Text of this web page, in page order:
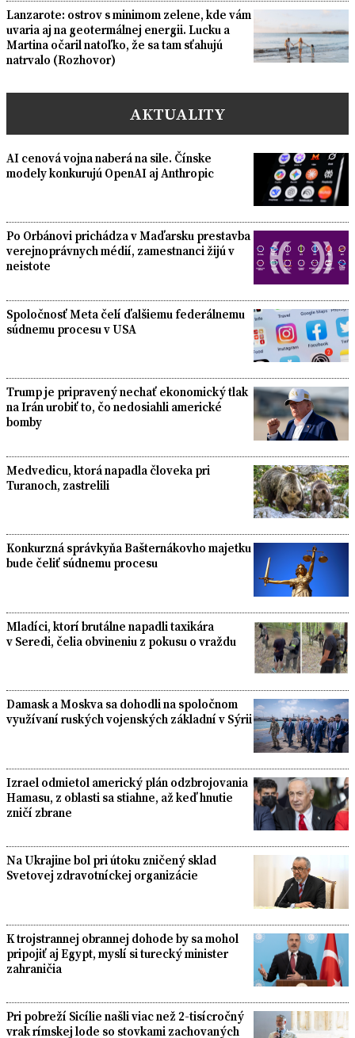
Lanzarote: ostrov s minimom zelene, kde vám
uvaria aj na geotermálnej energii. Lucku a
Martina očaril natoľko, že sa tam sťahujú
natrvalo (Rozhovor)
AKTUALITY
AI cenová vojna naberá na sile. Čínske
modely konkurujú OpenAI aj Anthropic
Po Orbánovi prichádza v Maďarsku prestavba
verejnoprávnych médií, zamestnanci žijú v
neistote
Spoločnosť Meta čelí ďalšiemu federálnemu
súdnemu procesu v USA
Trump je pripravený nechať ekonomický tlak
na Irán urobiť to, čo nedosiahli americké
bomby
Medvedicu, ktorá napadla človeka pri
Turanoch, zastrelili
Konkurzná správkyňa Bašternákovho majetku
bude čeliť súdnemu procesu
Mladíci, ktorí brutálne napadli taxikára
v Seredi, čelia obvineniu z pokusu o vraždu
Damask a Moskva sa dohodli na spoločnom
využívaní ruských vojenských základní v Sýrii
Izrael odmietol americký plán odzbrojovania
Hamasu, z oblasti sa stiahne, až keď hnutie
zničí zbrane
Na Ukrajine bol pri útoku zničený sklad
Svetovej zdravotníckej organizácie
K trojstrannej obrannej dohode by sa mohol
pripojiť aj Egypt, myslí si turecký minister
zahraničia
Pri pobreží Sicílie našli viac než 2-tisícročný
vrak rímskej lode so stovkami zachovaných